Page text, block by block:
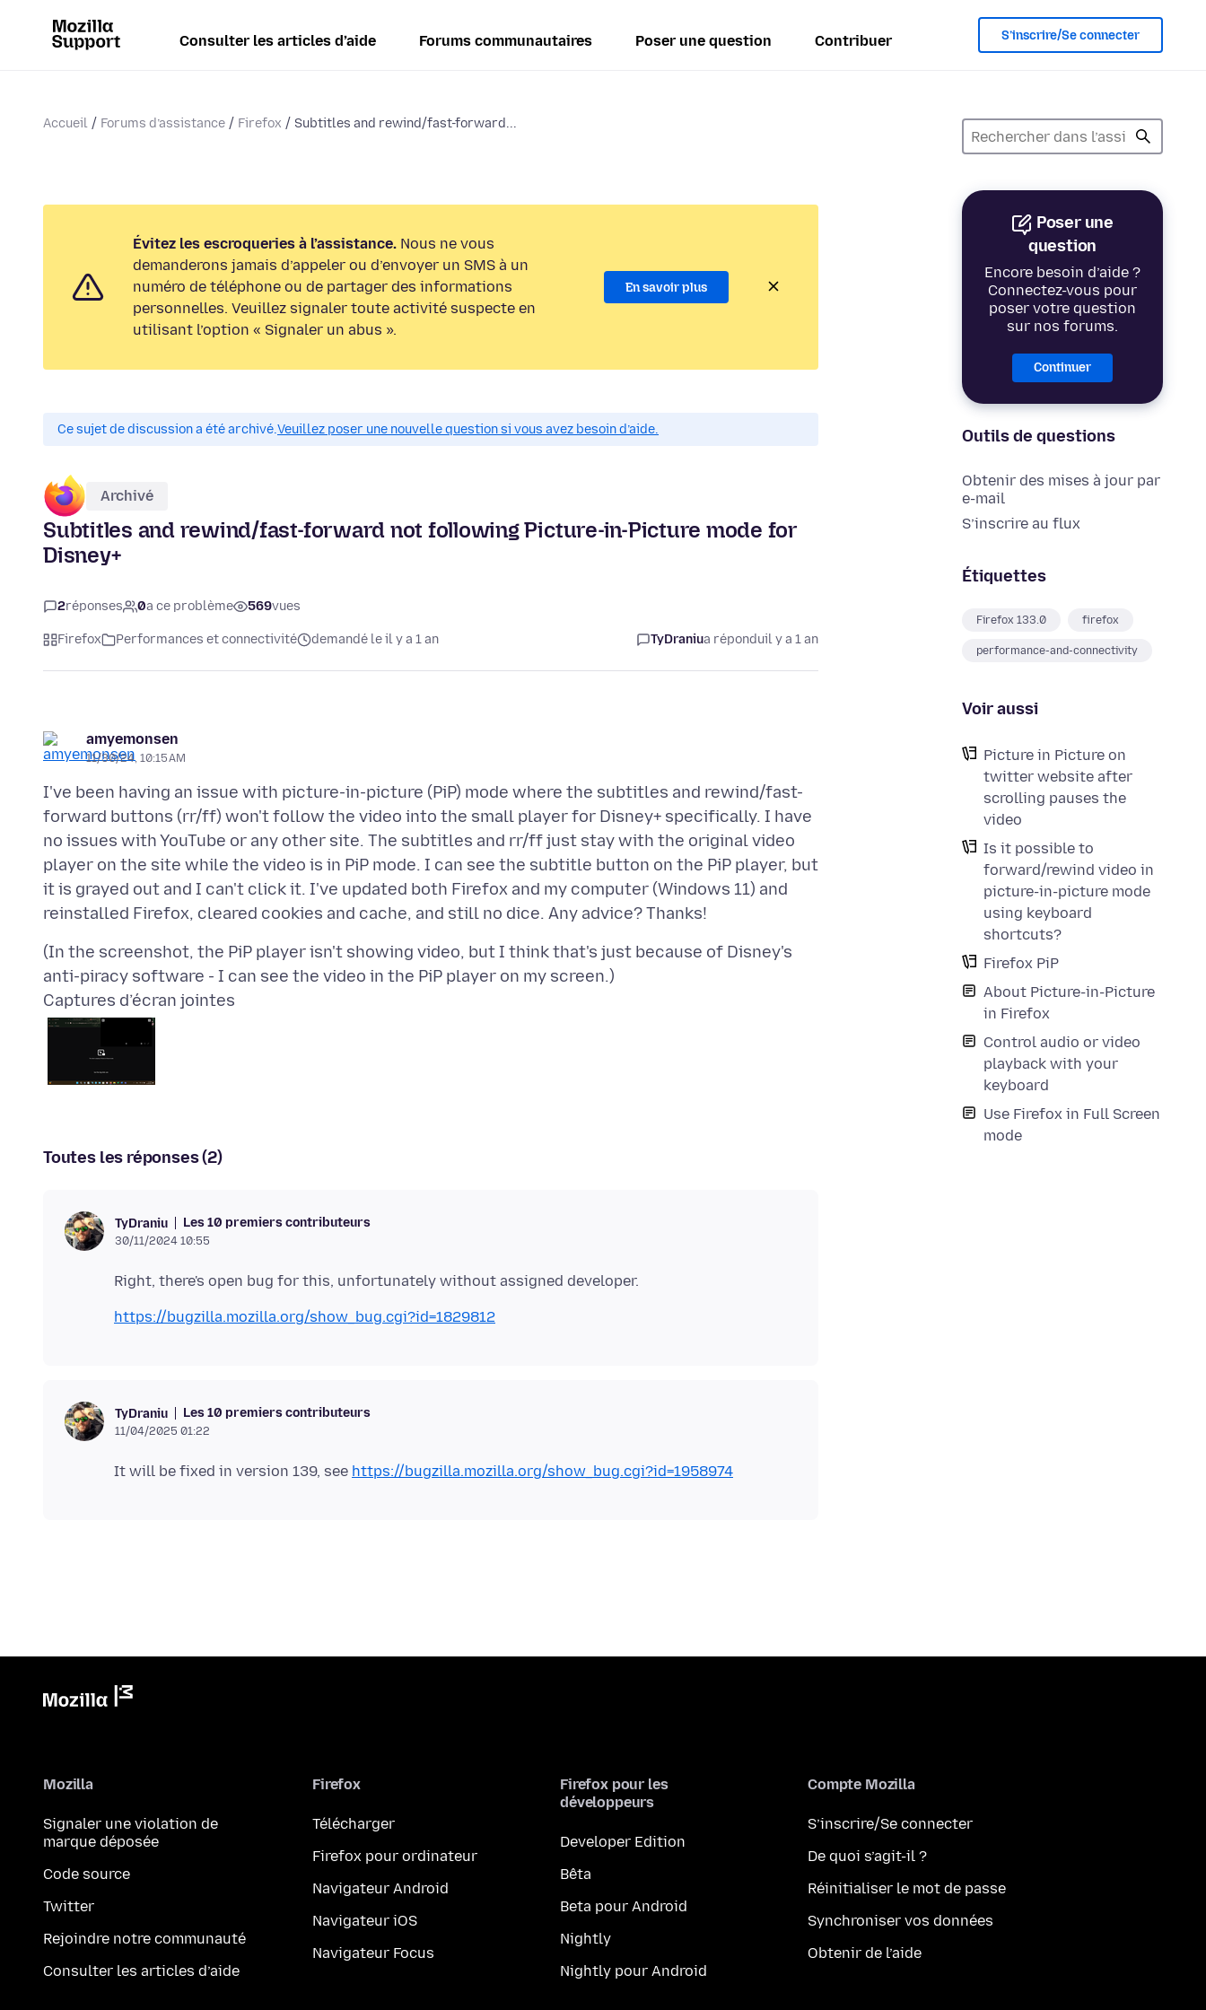
Consulter les articles d’aide Forums communautaires Poser une question Contribuer S’inscrire/Se connecter
Accueil Forums d’assistance Firefox Subtitles and rewind/fast-forward...
Poser une
question
Encore besoin d’aide ?
Connectez-vous pour
poser votre question
sur nos forums.
Continuer
Outils de questions
Obtenir des mises à jour par
e-mail
S’inscrire au flux
Étiquettes
Firefox 133.0 firefox
performance-and-connectivity
Voir aussi
Picture in Picture on
twitter website after
scrolling pauses the
video
Is it possible to
forward/rewind video in
picture-in-picture mode
using keyboard
shortcuts?
Firefox PiP
About Picture-in-Picture
in Firefox
Control audio or video
playback with your
keyboard
Use Firefox in Full Screen
mode
Évitez les escroqueries à l’assistance. Nous ne vous
demanderons jamais d’appeler ou d’envoyer un SMS à un
numéro de téléphone ou de partager des informations
personnelles. Veuillez signaler toute activité suspecte en
utilisant l’option « Signaler un abus ».
En savoir plus
Ce sujet de discussion a été archivé.Veuillez poser une nouvelle question si vous avez besoin d’aide.
Archivé
Subtitles and rewind/fast-forward not following Picture-in-Picture mode for
Disney+
2réponses 0a ce problème 569vues
Firefox Performances et connectivité demandé le il y a 1 an TyDraniua réponduil y a 1 an
amyemonsen
11/30/24, 10:15 AM
I've been having an issue with picture-in-picture (PiP) mode where the subtitles and rewind/fast-
forward buttons (rr/ff) won't follow the video into the small player for Disney+ specifically. I have
no issues with YouTube or any other site. The subtitles and rr/ff just stay with the original video
player on the site while the video is in PiP mode. I can see the subtitle button on the PiP player, but
it is grayed out and I can't click it. I've updated both Firefox and my computer (Windows 11) and
(In the screenshot, the PiP player isn't showing video, but I think that's just because of Disney's
Captures d’écran jointes
Toutes les réponses (2)
TyDraniu Les 10 premiers contributeurs
30/11/2024 10:55
https://bugzilla.mozilla.org/show_bug.cgi?id=1829812
TyDraniu Les 10 premiers contributeurs
11/04/2025 01:22
It will be fixed in version 139, see https://bugzilla.mozilla.org/show_bug.cgi?id=1958974
Mozilla
Signaler une violation de
marque déposée
Code source
Twitter
Rejoindre notre communauté
Consulter les articles d’aide
Firefox
Télécharger
Firefox pour ordinateur
Navigateur Android
Navigateur iOS
Navigateur Focus
Firefox pour les
développeurs
Developer Edition
Bêta
Beta pour Android
Nightly
Nightly pour Android
Compte Mozilla
S’inscrire/Se connecter
De quoi s’agit-il ?
Réinitialiser le mot de passe
Synchroniser vos données
Obtenir de l’aide